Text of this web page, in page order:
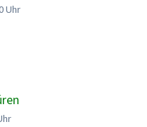
Uhr